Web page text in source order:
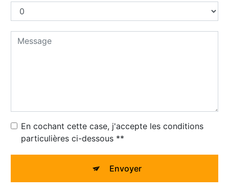
En cochant cette case, j'accepte les conditions
particulières ci-dessous **
Envoyer